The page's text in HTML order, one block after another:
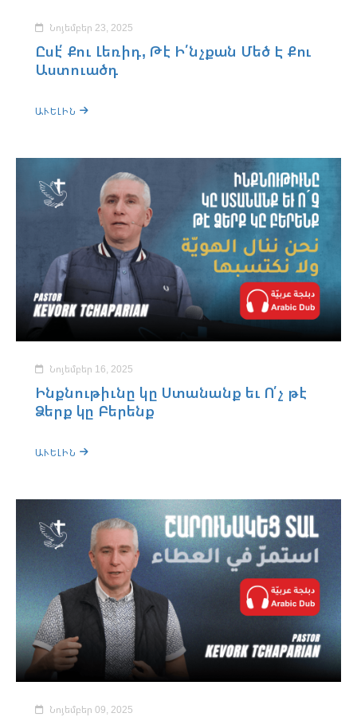
Նոյեմբեր 23, 2025
Ըսէ՛ Քու Լեռիդ, Թէ Ի՛նչքան Մեծ Է Քու
Աստուածդ
ԱՒԵԼԻՆ
Նոյեմբեր 16, 2025
Ինքնութիւնը կը Ստանանք եւ Ո՛չ թէ
Ձերք կը Բերենք
ԱՒԵԼԻՆ
Նոյեմբեր 09, 2025